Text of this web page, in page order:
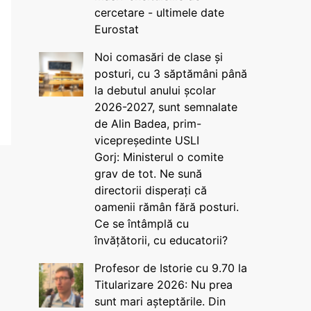
cercetare - ultimele date
Eurostat
Noi comasări de clase și
posturi, cu 3 săptămâni până
la debutul anului școlar
2026-2027, sunt semnalate
de Alin Badea, prim-
vicepreședinte USLI
Gorj: Ministerul o comite
grav de tot. Ne sună
directorii disperați că
oamenii rămân fără posturi.
Ce se întâmplă cu
învățătorii, cu educatorii?
Profesor de Istorie cu 9.70 la
Titularizare 2026: Nu prea
sunt mari așteptările. Din